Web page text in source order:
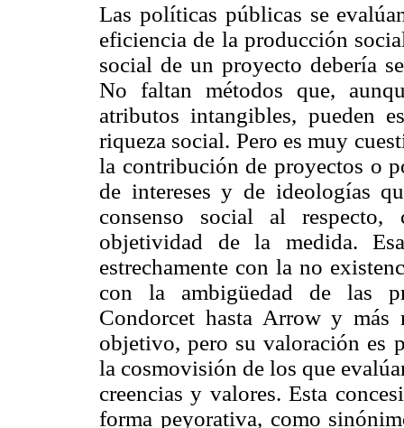
Las políticas públicas se
eficiencia de la producción
social de un proyecto debería
No faltan métodos que,
atributos intangibles, pueden
riqueza social. Pero es muy
la contribución de proyectos o
de intereses y de ideologías
consenso social al respecto,
objetividad de la medida.
estrechamente con la no
con la ambigüedad de las
Condorcet hasta Arrow y más
objetivo, pero su valoración es
la cosmovisión de los que
creencias y valores. Esta
forma peyorativa, como